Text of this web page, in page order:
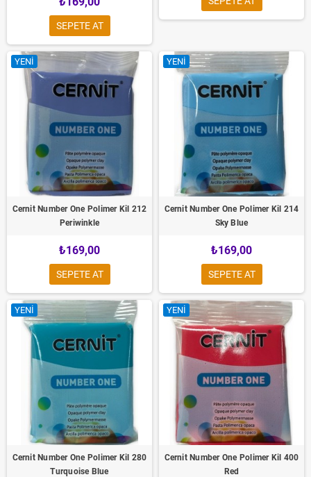
SEPETE AT
YENI
Cernit Number One Polimer Kil 212
Periwinkle
₺169,00
SEPETE AT
YENI
Cernit Number One Polimer Kil 214
Sky Blue
₺169,00
SEPETE AT
YENI
Cernit Number One Polimer Kil 280
Turquoise Blue
YENI
Cernit Number One Polimer Kil 400
Red